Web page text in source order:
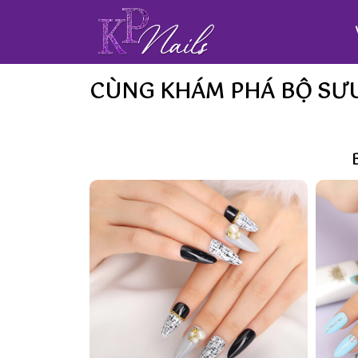
CÙNG KHÁM PHÁ BỘ